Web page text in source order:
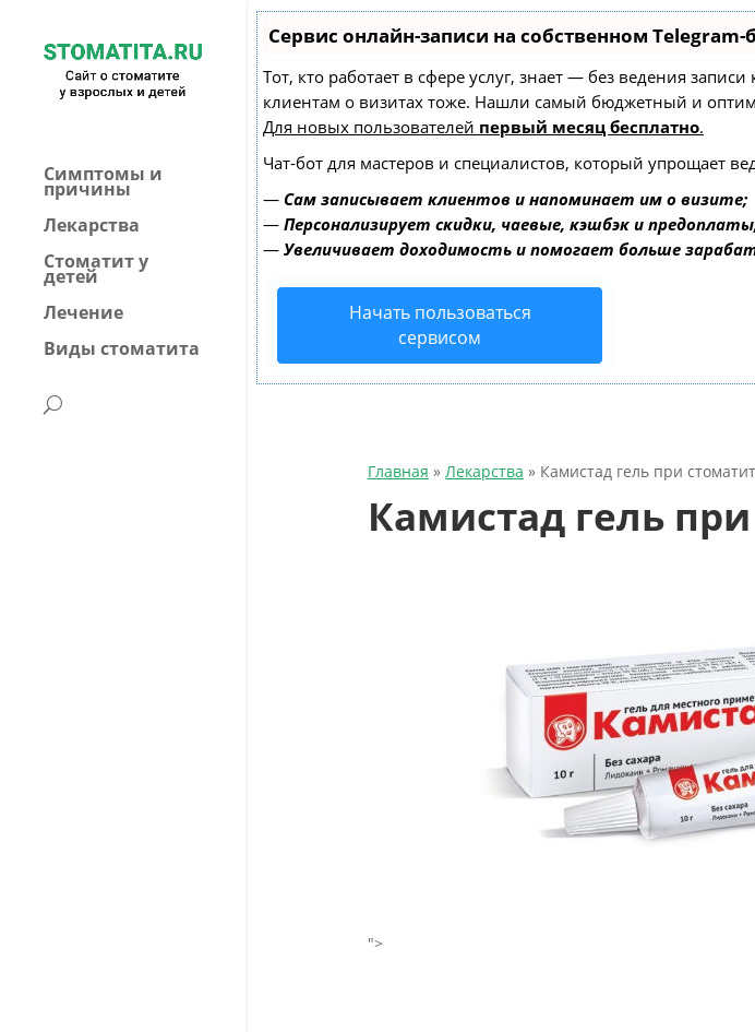
Симптомы и
причины
Лекарства
Стоматит у
детей
Лечение
Виды стоматита
Сервис онлайн-записи на собственном Telegram-
Тот, кто работает в сфере услуг, знает — без ведения
клиентам о визитах тоже. Нашли самый бюджетный и
Для новых пользователей первый месяц бесплатно.
Чат-бот для мастеров и специалистов, который упрощает
— Сам записывает клиентов и напоминает им о визите;
— Персонализирует скидки, чаевые, кэшбэк и
— Увеличивает доходимость и помогает больше
Начать пользоваться
сервисом
Главная » Лекарства » Камистад гель при
Камистад гель
">